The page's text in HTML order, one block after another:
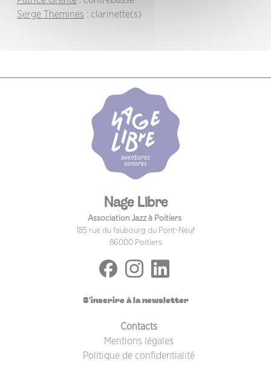
Serge Themines : clarinette(s)
Contacts
Mentions légales
Politique de confidentialité
Nage Libre
Association Jazz à Poitiers
185 rue du faubourg du Pont-Neuf
86000 Poitiers
S'inscrire à la newsletter